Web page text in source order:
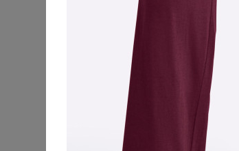
Blusen & Tuniken
Fanmerchandise
Jacken & Mäntel